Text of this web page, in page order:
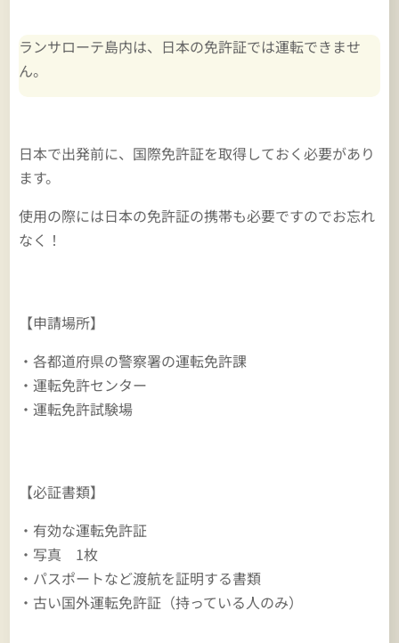
ランサローテ島内は、日本の免許証では運転できませ
ん。
日本で出発前に、国際免許証を取得しておく必要があり
ます。
使用の際には日本の免許証の携帯も必要ですのでお忘れ
なく！
【申請場所】
・各都道府県の警察署の運転免許課
・運転免許センター
・運転免許試験場
【必証書類】
・有効な運転免許証
・写真 1枚
・パスポートなど渡航を証明する書類
・古い国外運転免許証（持っている人のみ）